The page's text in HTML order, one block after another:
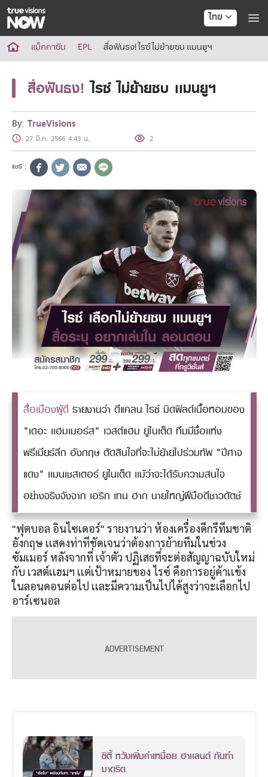
ไทย
True AF2026
แพ็กเกจ
NOW SPORTS
NOW Muay Thai
แพ็กเกจทรูวิชันส์นาวทั้งหมด
เคเบิลและจานดาวเทียม
สิทธิพิเศษ
สิทธิพิเศษลูกค้าทรูวิชั่นส์
HoReCa
แพ็กเกจสำหรับผู้ประกอบการ
หาร้านร่วมรายการ
FAQs
แม็กกาซีน EPL สื่อฟันธง! ไรซ์ ไม่ย้ายซบ เเมนยูฯ
สื่อฟันธง! ไรซ์ ไม่ย้ายซบ เเมนยูฯ
By: TrueVisions
27 มี.ค. 2566 4:43 น. 2
สื่อเมืองผู้ดี รายงานว่า ดีแคลน ไรซ์ มิดฟิลด์เนื้อหอมของ
"เดอะ เเฮมเมอร์ส" เวสต์แฮม ยูไนเต็ด ทีมมีชื่อเเห่ง
พรีเมียร์ลีก อังกฤษ ตัดสินใจที่จะไม่ย้ายไปร่วมทัพ "ปีศาจ
แดง" เเมนเชสเตอร์ ยูไนเต็ด เเม้ว่าจะได้รับความสนใจ
อย่างจริงจังจาก เอริก เทน ฮาก นายใหญ่ฝีมือดีชาวดัตช์
"ฟุตบอล อินไซเดอร์" รายงานว่า ห้องเครื่องดีกรีทีมชาติ
อังกฤษ เเสดงท่าทีชัดเจนว่าต้องการย้ายทีมในช่วง
ซัมเมอร์ หลังจากที่ เจ้าตัว ปฏิเสธที่จะต่อสัญญาฉบับใหม่
กับ เวสต์เเฮมฯ เเต่เป้าหมายของ ไรซ์ คือการอยู่ค้าเเข้ง
ในลอนดอนต่อไป เเละมีความเป็นไปได้สูงว่าจะเลือกไป
อาร์เซนอล
ซิตี้ หวังเพิ่มค่าเหนื่อย ฮาเเลนด์ กันท่า
มาดริด